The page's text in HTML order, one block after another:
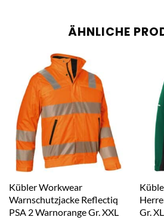
ÄHNLICHE
Kübler Workwear
Warnschutzjacke Reflectiq
PSA 2 Warnorange Gr. XXL
Gr. XL